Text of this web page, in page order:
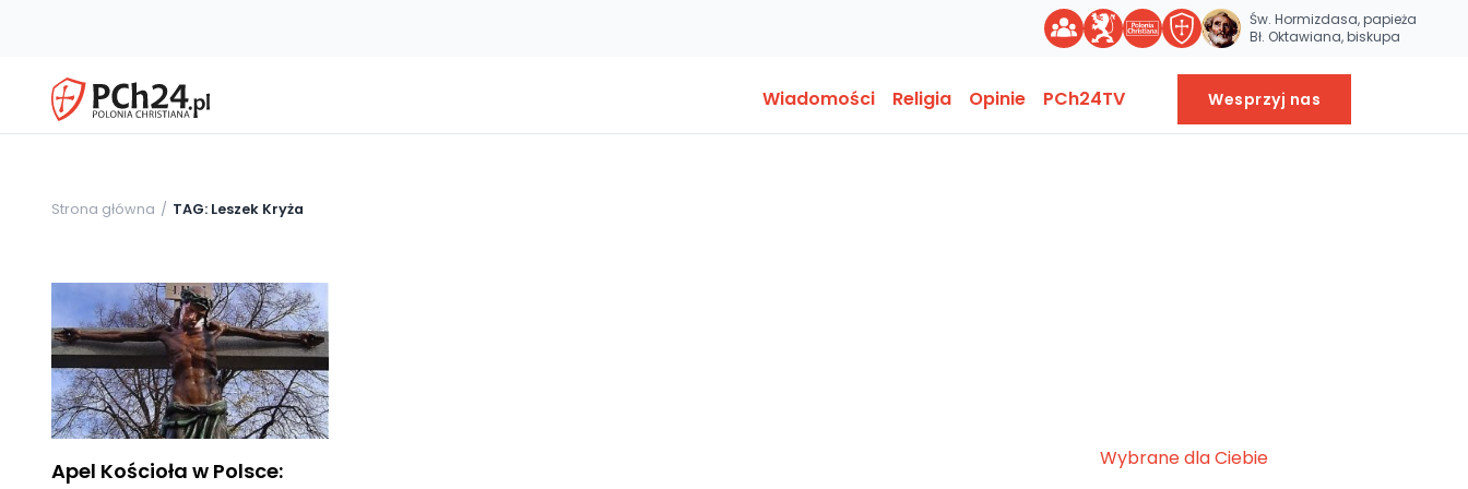
Św. Hormizdasa, papieża
Bł. Oktawiana, biskupa
Wiadomości Religia Opinie PCh24TV Wesprzyj nas
Strona główna TAG: Leszek Kryża
Apel Kościoła w Polsce:
Wybrane dla Ciebie